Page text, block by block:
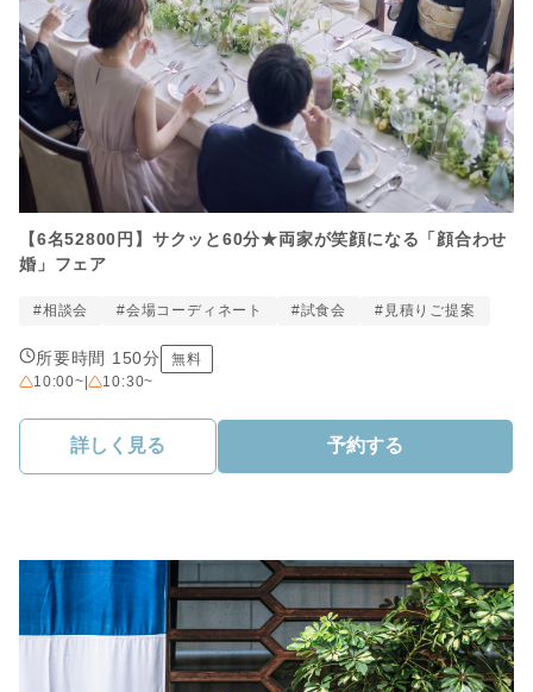
【6名52800円】サクッと60分★両家が笑顔になる「顔合わせ
婚」フェア
#相談会 #会場コーディネート #試食会 #見積りご提案
所要時間 150分
無料
10:00~| 10:30~
詳しく見る 予約する